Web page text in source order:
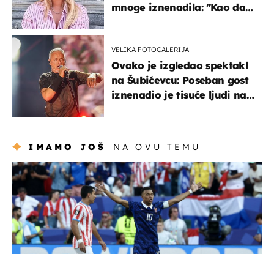
mnoge iznenadila: ''Kao da
VELIKA FOTOGALERIJA
Ovako je izgledao spektakl
na Šubićevcu: Poseban gost
iznenadio je tisuće ljudi na
IMAMO JOŠ NA OVU TEMU
svjetsko prvenstvo 2026